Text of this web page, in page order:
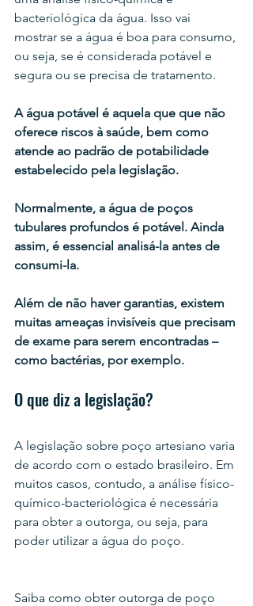
bacteriológica da água. Isso vai
mostrar se a água é boa para consumo,
ou seja, se é considerada potável e
segura ou se precisa de tratamento.
A água potável é aquela que que não
oferece riscos à saúde, bem como
atende ao padrão de potabilidade
estabelecido pela legislação.
Normalmente, a água de poços
tubulares profundos é potável. Ainda
assim, é essencial analisá-la antes de
consumi-la.
Além de não haver garantias, existem
muitas ameaças invisíveis que precisam
de exame para serem encontradas –
como bactérias, por exemplo.
O que diz a legislação?
A legislação sobre poço artesiano varia
de acordo com o estado brasileiro. Em
muitos casos, contudo, a análise físico-
químico-bacteriológica é necessária
para obter a outorga, ou seja, para
poder utilizar a água do poço.
Saiba como obter outorga de poço